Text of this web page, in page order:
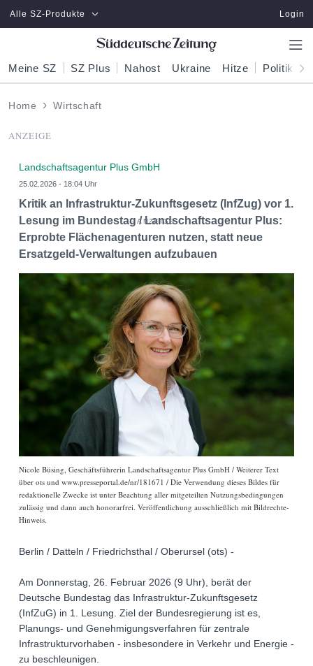
Zum Hauptinhalt springen
Alle SZ-Produkte Login
Meine SZ SZ Plus Nahost Ukraine Hitze Politik
Home Wirtschaft
ANZEIGE
Landschaftsagentur Plus GmbH
25.02.2026 - 18:04 Uhr
Kritik an Infrastruktur-Zukunftsgesetz (InfZug) vor 1.
Lesung im Bundestag / Landschaftsagentur Plus:
Erprobte Flächenagenturen nutzen, statt neue
Ersatzgeld-Verwaltungen aufzubauen
Nicole Büsing, Geschäftsführerin Landschaftsagentur Plus GmbH / Weiterer Text
über ots und www.presseportal.de/nr/181671 / Die Verwendung dieses Bildes für
redaktionelle Zwecke ist unter Beachtung aller mitgeteilten Nutzungsbedingungen
zulässig und dann auch honorarfrei. Veröffentlichung ausschließlich mit Bildrechte-
Hinweis.
Berlin / Datteln / Friedrichsthal / Oberursel (ots) -
Am Donnerstag, 26. Februar 2026 (9 Uhr), berät der
Deutsche Bundestag das Infrastruktur-Zukunftsgesetz
(InfZuG) in 1. Lesung. Ziel der Bundesregierung ist es,
Planungs- und Genehmigungsverfahren für zentrale
Infrastrukturvorhaben - insbesondere in Verkehr und Energie -
zu beschleunigen.